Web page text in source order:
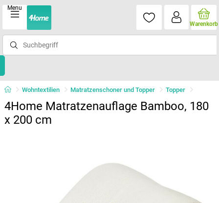
Menu
Warenkorb
Wohntextilien Matratzenschoner und Topper Topper
4Home Matratzenauflage Bamboo, 180
x 200 cm